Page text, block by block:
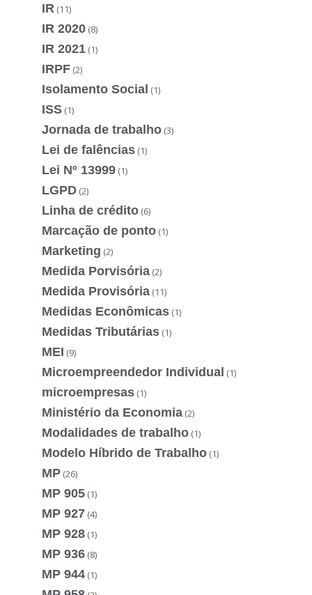
IR (11)
IR 2020 (8)
IR 2021 (1)
IRPF (2)
Isolamento Social (1)
ISS (1)
Jornada de trabalho (3)
Lei de falências (1)
Lei Nº 13999 (1)
LGPD (2)
Linha de crédito (6)
Marcação de ponto (1)
Marketing (2)
Medida Porvisória (2)
Medida Provisória (11)
Medidas Econômicas (1)
Medidas Tributárias (1)
MEI (9)
Microempreendedor Individual (1)
microempresas (1)
Ministério da Economia (2)
Modalidades de trabalho (1)
Modelo Híbrido de Trabalho (1)
MP (26)
MP 905 (1)
MP 927 (4)
MP 928 (1)
MP 936 (8)
MP 944 (1)